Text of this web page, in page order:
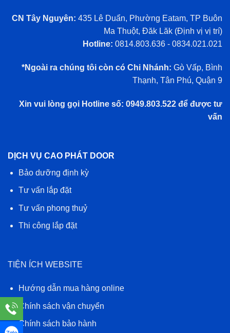
CN Tây Nguyên: 435 Lê Duẩn, Phường Eatam, TP Buôn
Ma Thuột, Đăk Lăk (Định vị vị trí)
Hotline: 0814.803.636 - 0834.021.021
*Ngoài ra chúng tôi còn có Chi Nhánh: Gò Vấp, Bình
Thạnh, Tân Phú, Quận 9
Xin vui lòng gọi Hotline số: 0949.803.522 để được tư
vấn
DỊCH VỤ CAO PHÁT DOOR
Bảo dưỡng định kỳ
Tư vấn lắp đặt
Tư vấn phong thuỷ
Thi công lắp đặt
TIỆN ÍCH WEBSITE
Hướng dẫn mua hàng online
Chính sách vận chuyển
Chính sách bảo hành